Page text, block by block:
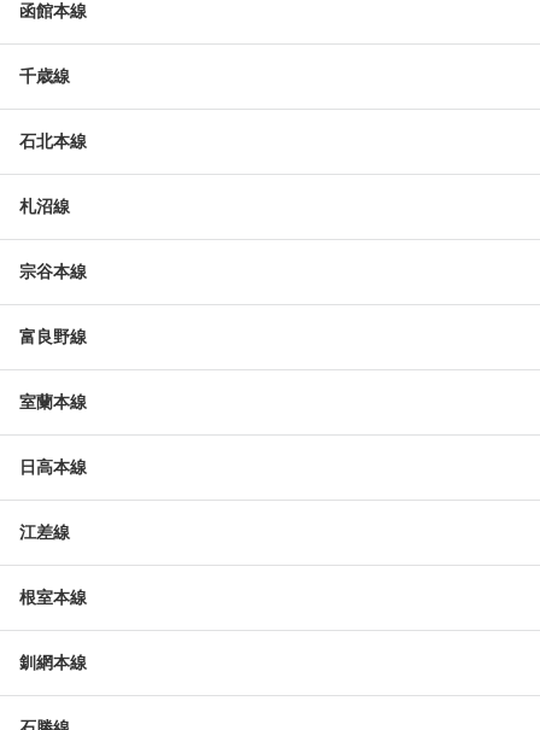
函館本線
千歳線
石北本線
札沼線
宗谷本線
富良野線
室蘭本線
日高本線
江差線
根室本線
釧網本線